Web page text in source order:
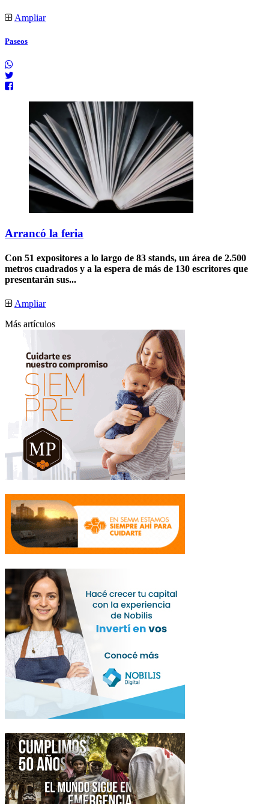
Ampliar
Paseos
Arrancó la feria
Con 51 expositores a lo largo de 83 stands, un área de 2.500
metros cuadrados y a la espera de más de 130 escritores que
presentarán sus...
Ampliar
Más artículos